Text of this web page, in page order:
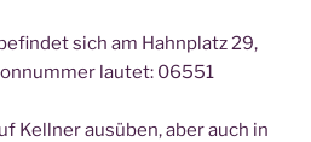
sich am Hahn­platz 29,
lau­tet: 06551
Kell­ner aus­üben, aber auch in